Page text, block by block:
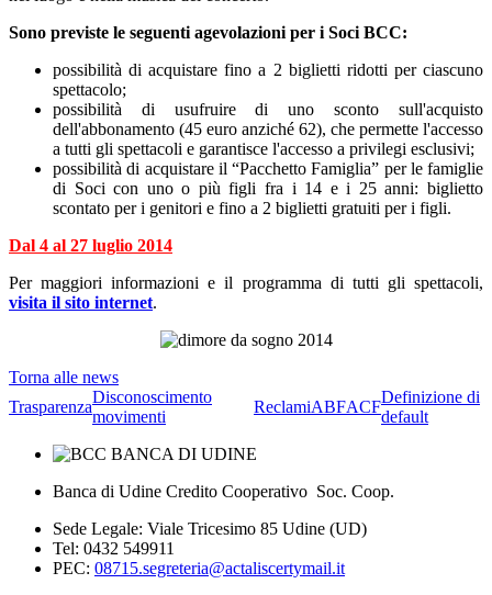
Sono previste le seguenti agevolazioni per i Soci BCC:
possibilità di acquistare fino a 2 biglietti ridotti per ciascuno
spettacolo;
possibilità di usufruire di uno sconto sull'acquisto
dell'abbonamento (45 euro anziché 62), che permette l'accesso
a tutti gli spettacoli e garantisce l'accesso a privilegi esclusivi;
possibilità di acquistare il “Pacchetto Famiglia” per le famiglie
di Soci con uno o più figli fra i 14 e i 25 anni: biglietto
scontato per i genitori e fino a 2 biglietti gratuiti per i figli.
Dal 4 al 27 luglio 2014
Per maggiori informazioni e il programma di tutti gli spettacoli,
visita il sito internet.
Torna alle news
Trasparenza
Disconoscimento
movimenti
ReclamiABFACF
Definizione di
default
Banca di Udine Credito Cooperativo Soc. Coop.
Sede Legale: Viale Tricesimo 85 Udine (UD)
Tel: 0432 549911
PEC: 08715.segreteria@actaliscertymail.it